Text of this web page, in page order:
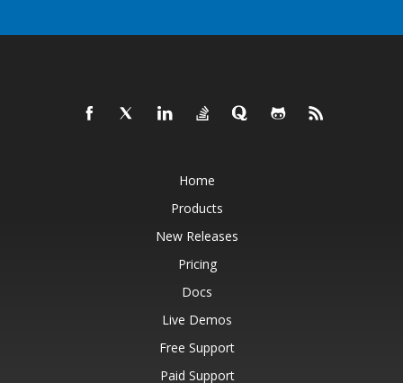
Home
Products
New Releases
Pricing
Docs
Live Demos
Free Support
Paid Support